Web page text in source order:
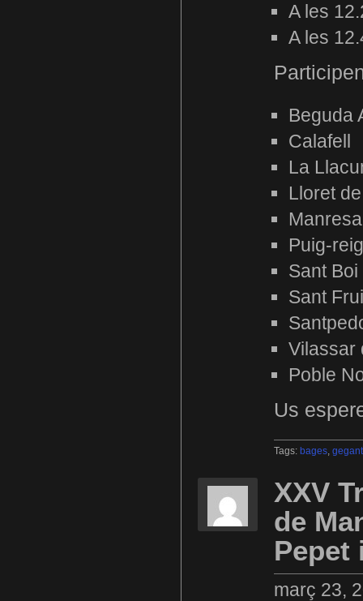
A les
A les
Beguda
Calafell
La
Lloret
Manresa
Puig-reig
Sant
Sant
Vilassar
Poble
Us
Tags: bages,
XXV
de
Pepet
març 23,